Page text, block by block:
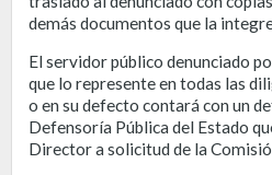
demás documentos que la
El servidor público denunciado
que lo represente en todas las
o en su defecto contará con un
Defensoría Pública del Estado
Director a solicitud de la